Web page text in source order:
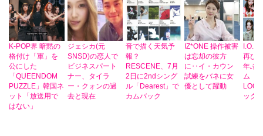
K-POP界 暗黙の
格付け「軍」を
公にした
「QUEENDOM
PUZZLE」韓国ネ
ット「放送用で
はない」
ジェシカ(元
SNSD)の恋人で
ビジネスパート
ナー、タイラ
ー・クォンの過
去と現在
音で描く天気予
報？
RESCENE、7月
2日に2ndシング
ル「Dearest」で
カムバック
IZ*ONE 操作被害
は忘却の彼方
に‥イ・カウン
試練をバネに女
優として躍動
I.O.I
再び
年ぶ
ム「
ック